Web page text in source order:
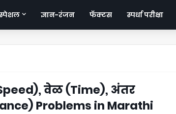
ज्ञान-रंजन फॅक्टस स्पर्धा परीक्षा
वेळ (Time), अंतर
Problems in Marathi